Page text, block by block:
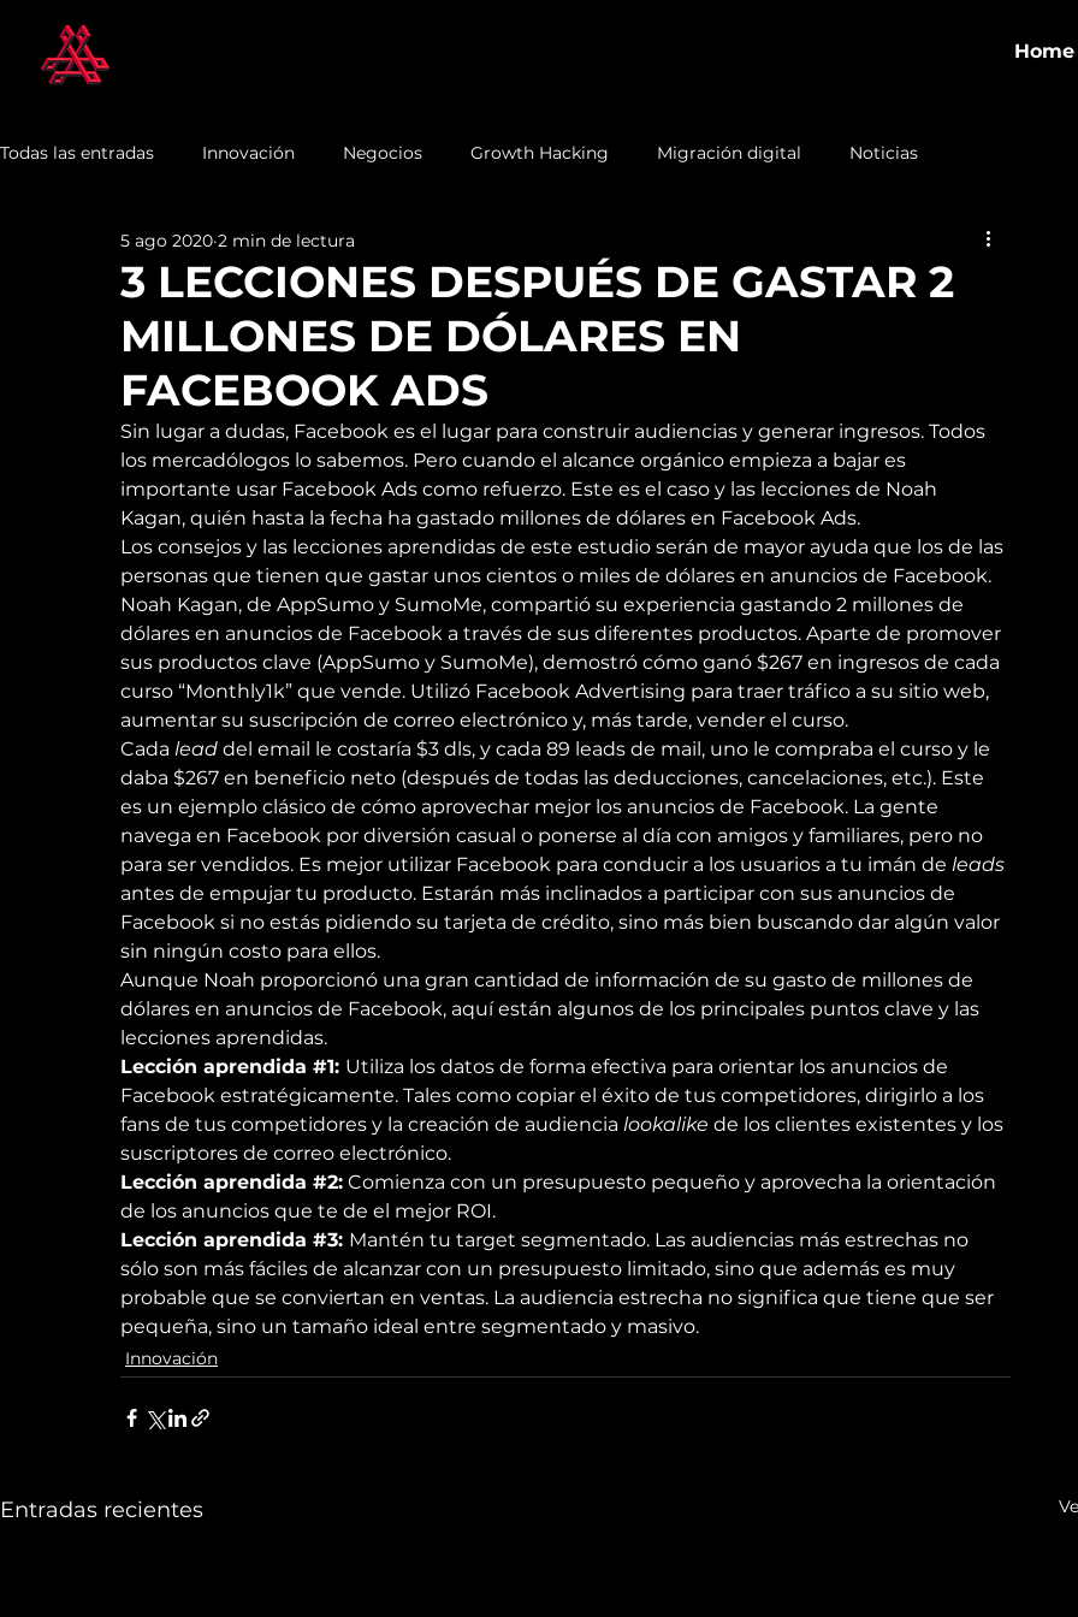
Home
Todas las entradas Innovación Negocios Growth Hacking Migración digital Noticias
3 LECCIONES DESPUÉS DE GASTAR 2
MILLONES DE DÓLARES EN
FACEBOOK ADS
5 ago 2020 2 min de lectura
Sin lugar a dudas, Facebook es el lugar para construir audiencias y generar ingresos. Todos
los mercadólogos lo sabemos. Pero cuando el alcance orgánico empieza a bajar es
importante usar Facebook Ads como refuerzo. Este es el caso y las lecciones de Noah
Kagan, quién hasta la fecha ha gastado millones de dólares en Facebook Ads.
Los consejos y las lecciones aprendidas de este estudio serán de mayor ayuda que los de las
personas que tienen que gastar unos cientos o miles de dólares en anuncios de Facebook.
Noah Kagan, de AppSumo y SumoMe, compartió su experiencia gastando 2 millones de
dólares en anuncios de Facebook a través de sus diferentes productos. Aparte de promover
sus productos clave (AppSumo y SumoMe), demostró cómo ganó $267 en ingresos de cada
curso “Monthly1k” que vende. Utilizó Facebook Advertising para traer tráfico a su sitio web,
aumentar su suscripción de correo electrónico y, más tarde, vender el curso.
Cada lead del email le costaría $3 dls, y cada 89 leads de mail, uno le compraba el curso y le
daba $267 en beneficio neto (después de todas las deducciones, cancelaciones, etc.). Este
es un ejemplo clásico de cómo aprovechar mejor los anuncios de Facebook. La gente
navega en Facebook por diversión casual o ponerse al día con amigos y familiares, pero no
para ser vendidos. Es mejor utilizar Facebook para conducir a los usuarios a tu imán de leads
antes de empujar tu producto. Estarán más inclinados a participar con sus anuncios de
Facebook si no estás pidiendo su tarjeta de crédito, sino más bien buscando dar algún valor
sin ningún costo para ellos.
Aunque Noah proporcionó una gran cantidad de información de su gasto de millones de
dólares en anuncios de Facebook, aquí están algunos de los principales puntos clave y las
lecciones aprendidas.
Lección aprendida #1: Utiliza los datos de forma efectiva para orientar los anuncios de
Facebook estratégicamente. Tales como copiar el éxito de tus competidores, dirigirlo a los
fans de tus competidores y la creación de audiencia lookalike de los clientes existentes y los
suscriptores de correo electrónico.
Lección aprendida #2: Comienza con un presupuesto pequeño y aprovecha la orientación
de los anuncios que te de el mejor ROI.
Lección aprendida #3: Mantén tu target segmentado. Las audiencias más estrechas no
sólo son más fáciles de alcanzar con un presupuesto limitado, sino que además es muy
probable que se conviertan en ventas. La audiencia estrecha no significa que tiene que ser
pequeña, sino un tamaño ideal entre segmentado y masivo.
Innovación
Entradas recientes